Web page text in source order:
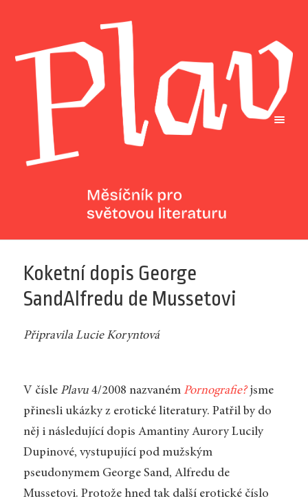
Koketní dopis George
SandAlfredu de Mussetovi
Připravila Lucie Koryntová
V čísle Plavu4/2008 nazvaném Pornografie?jsme
přinesli ukázky z erotické literatury. Patřil by do
něj i následující dopis Amantiny Aurory Lucily
Dupinové, vystupující pod mužským
pseudonymem George Sand, Alfredu de
Mussetovi. Protože hned tak další erotické číslo